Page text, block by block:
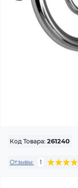
Код Товара: 261240
Отзывы: 1